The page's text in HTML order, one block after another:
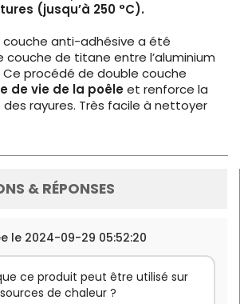
(jusqu’à 250 °C).
couche anti-adhésive a été
couche de titane entre l’aluminium
procédé de double couche
de vie de la poêleet renforce la
rayures. Très facile à nettoyer
& RÉPONSES
le 2024-09-29 05:52:20
ce produit peut être utilisé sur
de chaleur ?